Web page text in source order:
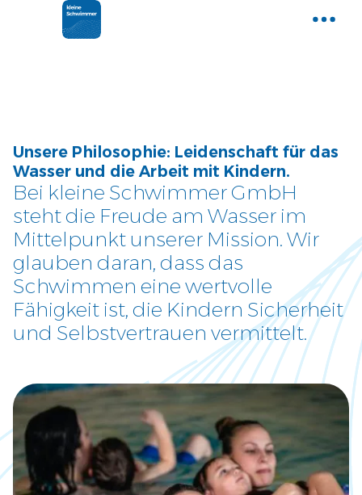
Aktuelle News
Neues und Tipps aus der Welt der
kleinen Schwimmer
Kurse
Entdecke unser Kursangebot
Über uns
Tauche ein und lerne uns
kennen
Kalender
Was, wann, wo inklusive direkter
Anmeldemöglichkeit
Jobs
Eine neue Challenge gesucht?
Unsere Philosophie: Leidenschaft für das
Wasser und die Arbeit mit Kindern.
Bei kleine Schwimmer GmbH
steht die Freude am Wasser im
Mittelpunkt unserer Mission. Wir
glauben daran, dass das
Schwimmen eine wertvolle
Fähigkeit ist, die Kindern Sicherheit
und Selbstvertrauen vermittelt.